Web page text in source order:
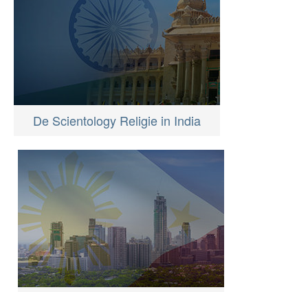
De Scientology Religie in India